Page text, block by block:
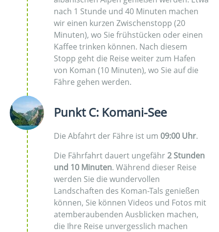
nach 1 Stunde und 40 Minuten machen
wir einen kurzen Zwischenstopp (20
Minuten), wo Sie frühstücken oder einen
Kaffee trinken können. Nach diesem
Stopp geht die Reise weiter zum Hafen
von Koman (10 Minuten), wo Sie auf die
Fähre gehen werden.
Punkt C: Komani-See
Die Abfahrt der Fähre ist um 09:00 Uhr.
Die Fährfahrt dauert ungefähr2 Stunden
und 10 Minuten. Während dieser Reise
werden Sie die wundervollen
Landschaften des Koman-Tals genießen
können, Sie können Videos und Fotos mit
atemberaubenden Ausblicken machen,
die Ihre Reise unvergesslich machen